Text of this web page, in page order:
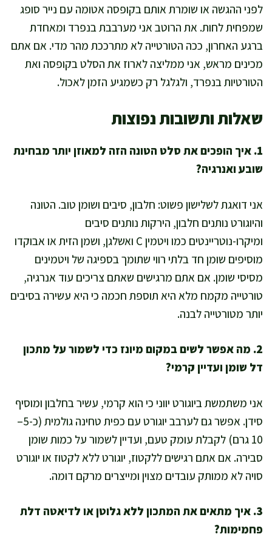
לפני ההגשה או שומרת אותם בקופסה אטומה עם נייר סופג
שמפחית לחות. את הרוטב אני מערבבת בנפרד ומאחדת
ברגע האחרון, ככה הטורטייה לא מתרככת מהר מדי. אם אתם
מכינים מראש, אני ממליצה לארוז את הסלט בקופסה ואת
הטורטיות בנפרד, ולגלגל רק כשמגיע הזמן לאכול.
שאלות ותשובות נפוצות
1. איך הופכים את סלט הטונה הזה למאוזן יותר מבחינת
שובע ואנרגיה?
אני דואגת לשלישון פשוט: חלבון, סיבים ושומן טוב. הטונה
והיוגורט נותנים חלבון, הירקות נותנים סיבים
ומיקרו-נוטריינטים כמו ויטמין C ואשלגן, ושמן הזית או אבוקדו
מוסיפים שומן חד בלתי רווי שתומך בספיגה של ויטמינים
מסיסי שומן. אם אתם מרגישים שאתם צריכים עוד אנרגיה,
טורטייה מקמח מלא היא תוספת חכמה כי היא עשירה בסיבים
יותר מטורטייה לבנה.
2. מה אפשר לשים במקום מיונז כדי לשמור על מתכון
דל שומן ועדיין קרמי?
אני משתמשת ביוגורט יווני כי הוא קרמי, עשיר בחלבון ומוסיף
סידן. אפשר גם לערבב יוגורט עם כפית טחינה גולמית (כ-5–
10 גרם) לקבלת עומק טעם, ועדיין לשמור על כמות שומן
סבירה. אם אתם רגישים ללקטוז, יוגורט ללא לקטוז או יוגורט
סויה לא ממותק עובדים מצוין ומייצרים מרקם דומה.
3. איך מתאים את המתכון ללא גלוטן או לדיאטה דלת
פחמימות?